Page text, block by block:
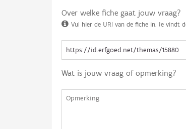
Over welke fiche gaat jouw vraag?
Vul hier de URI van de fiche in. Je vindt
Wat is jouw vraag of opmerking?